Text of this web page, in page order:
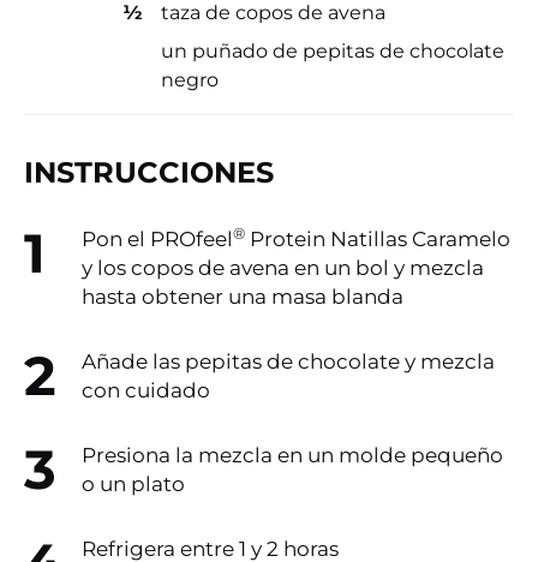
½
taza de copos de avena
un puñado de pepitas de chocolate
negro
INSTRUCCIONES
Pon el PROfeel® Protein Natillas Caramelo
y los copos de avena en un bol y mezcla
hasta obtener una masa blanda
Añade las pepitas de chocolate y mezcla
con cuidado
Presiona la mezcla en un molde pequeño
o un plato
Refrigera entre 1 y 2 horas